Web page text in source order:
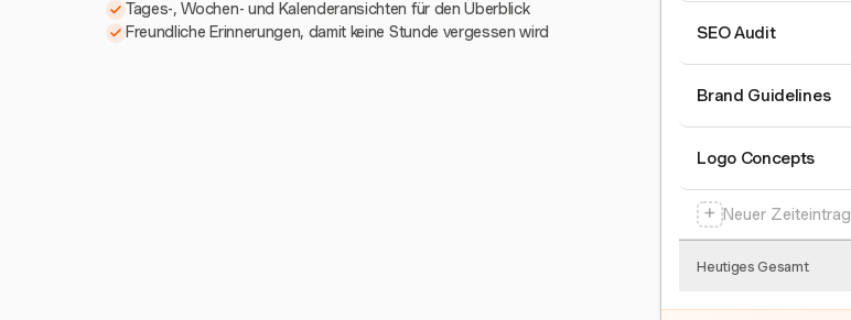
Tages-, Wochen- und Kalenderansichten für den Überblick
Freundliche Erinnerungen, damit keine Stunde vergessen wird
SEO Audit
Brand Guidelines
Logo Concepts
+ Neuer Zeiteintrag
Heutiges Gesamt